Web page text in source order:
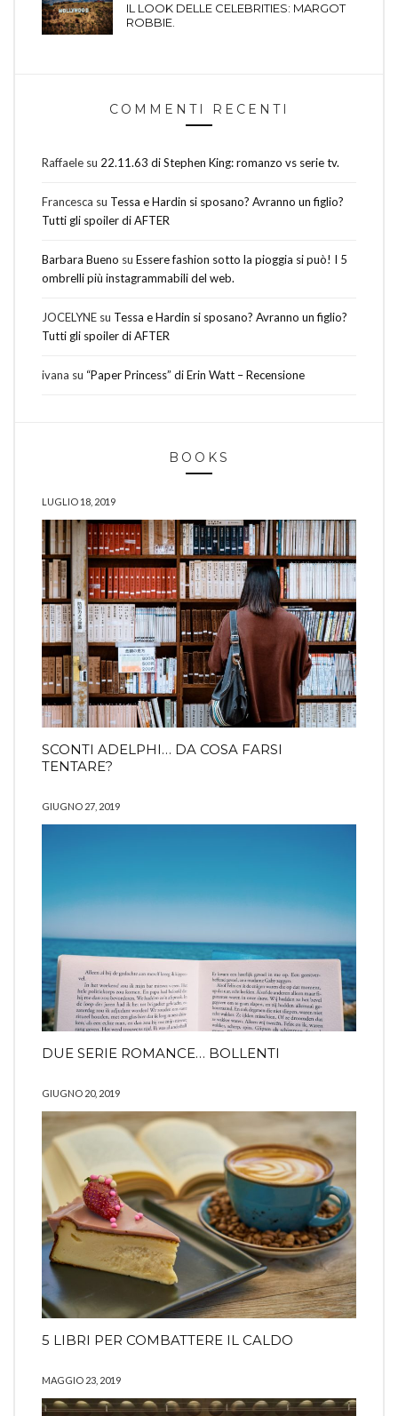
IL LOOK DELLE CELEBRITIES: MARGOT
ROBBIE.
COMMENTI RECENTI
Raffaele su 22.11.63 di Stephen King: romanzo vs serie tv.
Francesca su Tessa e Hardin si sposano? Avranno un figlio?
Tutti gli spoiler di AFTER
Barbara Bueno su Essere fashion sotto la pioggia si può! I 5
ombrelli più instagrammabili del web.
JOCELYNE su Tessa e Hardin si sposano? Avranno un figlio?
Tutti gli spoiler di AFTER
ivana su “Paper Princess” di Erin Watt – Recensione
BOOKS
LUGLIO 18, 2019
SCONTI ADELPHI… DA COSA FARSI
TENTARE?
GIUGNO 27, 2019
DUE SERIE ROMANCE… BOLLENTI
GIUGNO 20, 2019
5 LIBRI PER COMBATTERE IL CALDO
MAGGIO 23, 2019